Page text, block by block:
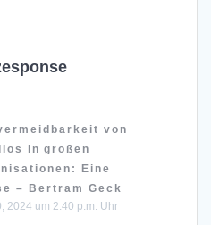
von
in großen
Eine
– Bertram Geck
2024 um 2:40 p.m. Uhr